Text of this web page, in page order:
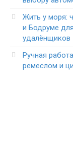
Жить у моря:
и Бодруме
удалёнщиков
Ручная
ремеслом и